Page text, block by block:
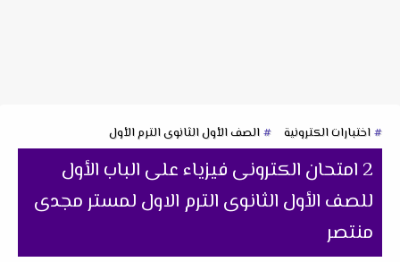
اختبارات الكترونية الصف الأول الثانوى الترم الأول
2 امتحان الكترونى فيزياء على الباب الأول
للصف الأول الثانوى الترم الاول لمستر مجدى
منتصر